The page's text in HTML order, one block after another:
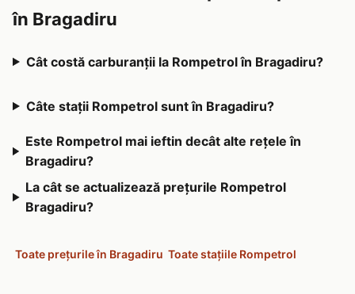
în Bragadiru
Cât costă carburanții la Rompetrol în Bragadiru?
Câte stații Rompetrol sunt în Bragadiru?
Este Rompetrol mai ieftin decât alte rețele în
Bragadiru?
La cât se actualizează prețurile Rompetrol
Bragadiru?
Toate prețurile în Bragadiru Toate stațiile Rompetrol